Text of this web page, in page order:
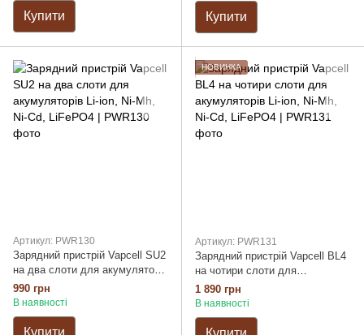
Купити Купити
Артикул: PWR130
Зарядний пристрій Vapcell SU2
на два слоти для акумуляторів
Li-ion, Ni-Mh, Ni-Cd, LiFePO4
990 грн
В наявності
Купити
НОВИНКА
Артикул: PWR131
Зарядний пристрій Vapcell BL4
на чотири слоти для
акумуляторів Li-ion, Ni-Mh, Ni-
Cd, LiFePO4
1 890 грн
В наявності